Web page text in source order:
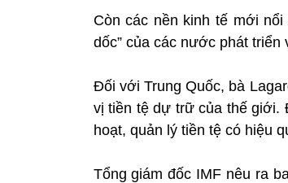
Còn các nền kinh tế mới
dốc” của các nước phát triển
Đối với Trung Quốc, bà
vị tiền tệ dự trữ của thế giới.
hoạt, quản lý tiền tệ có hiệu
Tổng giám đốc IMF nêu ra